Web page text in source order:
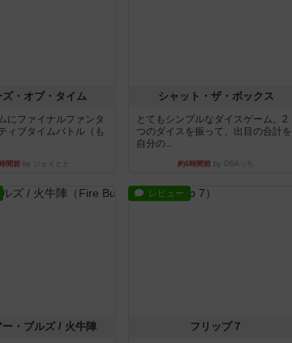
ズ・オブ・タイム
にファイナルファンタ
ィブタイムバトル（も
間前 by ジェイとと
シャット・ザ・ボックス
とてもシンプルなダイスゲーム。2
つのダイスを振って、出目の合計を
自分の...
約6時間前 by OSAっち
ー・ブルズ / 火牛陣
レビュー
フリップ７